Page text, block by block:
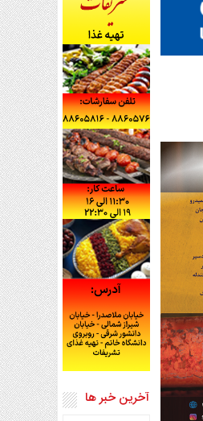
آخرین خبر ها